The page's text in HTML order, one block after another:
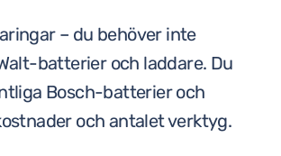
– du behöver inte
batterier och laddare. Du
Bosch-batterier och
och antalet verktyg.